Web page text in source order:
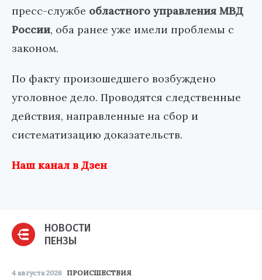
пресс-службе областного управления МВД
России, оба ранее уже имели проблемы с
законом.
По факту произошедшего возбуждено
уголовное дело. Проводятся следственные
действия, направленные на сбор и
систематизацию доказательств.
Наш канал в Дзен
НОВОСТИ
ПЕНЗЫ
4 августа 2026 ПРОИСШЕСТВИЯ